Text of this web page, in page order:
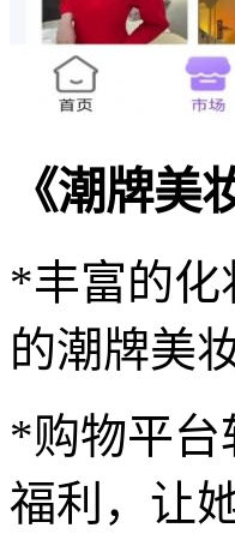
《潮牌美
*丰富的化
的潮牌美
*购物平台
福利，让